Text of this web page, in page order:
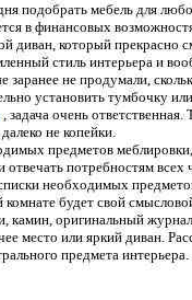
подобрать мебель для
в финансовых
диван, который прекрасно
стиль интерьера и
заранее не продумали,
установить тумбочку
, задача очень
не копейки.
предметов
потребностям всех
необходимых
будет свой
камин, оригинальный
место или яркий диван.
предмета интерьера.